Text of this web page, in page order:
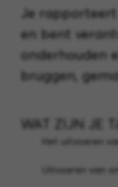
Je
en bent
onderhouden
bruggen,
WAT ZIJN JE
Het uitvoeren
Uitvoeren van